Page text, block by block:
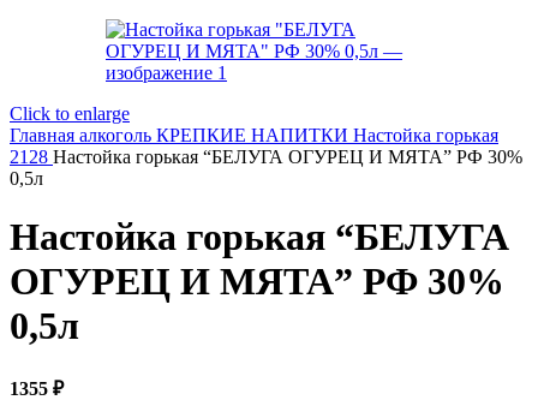
Click to enlarge
Главная алкоголь КРЕПКИЕ НАПИТКИ Настойка горькая
2128 Настойка горькая “БЕЛУГА ОГУРЕЦ И МЯТА” РФ 30%
0,5л
Настойка горькая “БЕЛУГА
ОГУРЕЦ И МЯТА” РФ 30%
0,5л
1355 ₽